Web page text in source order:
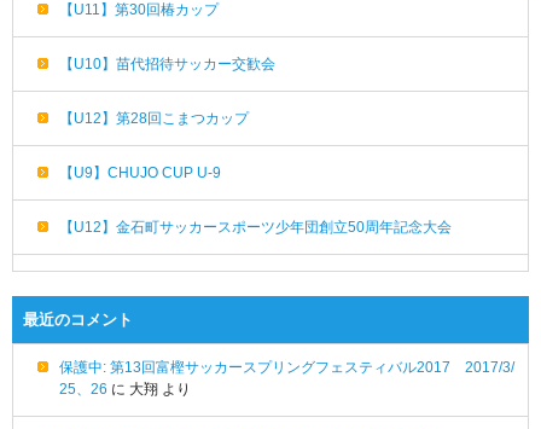
【U11】第30回椿カップ
【U10】苗代招待サッカー交歓会
【U12】第28回こまつカップ
【U9】CHUJO CUP U-9
【U12】金石町サッカースポーツ少年団創立50周年記念大会
最近のコメント
保護中: 第13回富樫サッカースプリングフェスティバル2017 2017/3/
25、26 に 大翔 より